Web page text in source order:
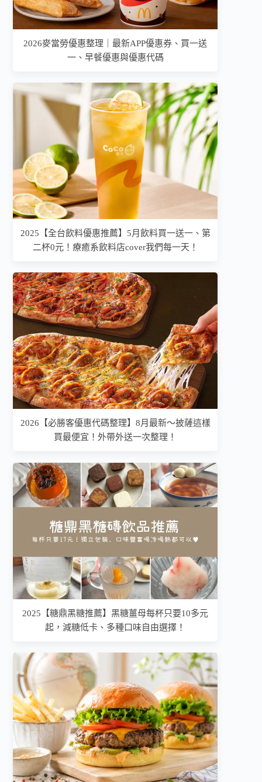
2026麥當勞優惠整理｜最新APP優惠券、買一送
一、早餐優惠與優惠代碼
2025【全台飲料優惠推薦】5月飲料買一送一、第
二杯0元！療癒系飲料店cover我們每一天！
2026【必勝客優惠代碼整理】8月最新～披薩這樣
買最便宜！外帶外送一次整理！
2025【糖鼎黑糖推薦】黑糖薑母每杯只要10多元
起，減糖低卡、多種口味自由選擇！